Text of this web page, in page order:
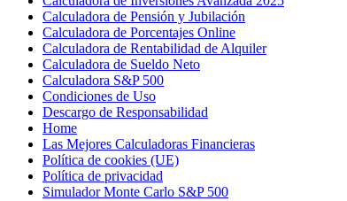
Calculadora de Pensión y Jubilación
Calculadora de Porcentajes Online
Calculadora de Rentabilidad de Alquiler
Calculadora de Sueldo Neto
Calculadora S&P 500
Condiciones de Uso
Descargo de Responsabilidad
Home
Las Mejores Calculadoras Financieras
Política de cookies (UE)
Política de privacidad
Simulador Monte Carlo S&P 500